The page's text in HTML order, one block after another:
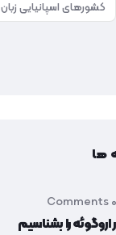
کشورهای اسپانیایی زبان
ها
0 Comments
را بشناسیم